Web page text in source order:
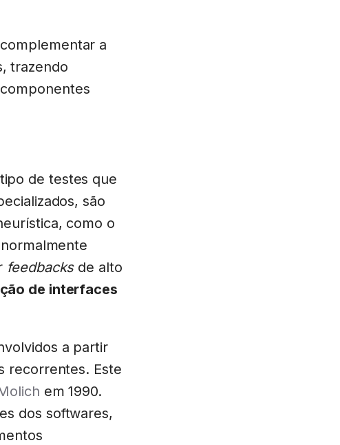
a
trazendo
de testes que
são
como o
feedbacksde alto
de interfaces
a partir
recorrentes. Este
em 1990.
dos softwares,